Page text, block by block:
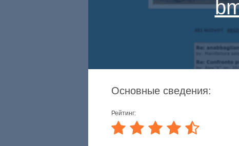
Основные сведения:
Рейтинг: